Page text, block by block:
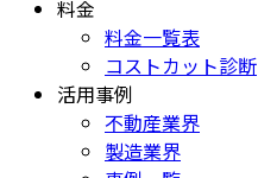
料金
料金一覧表
コストカット診断
活用事例
不動産業界
製造業界